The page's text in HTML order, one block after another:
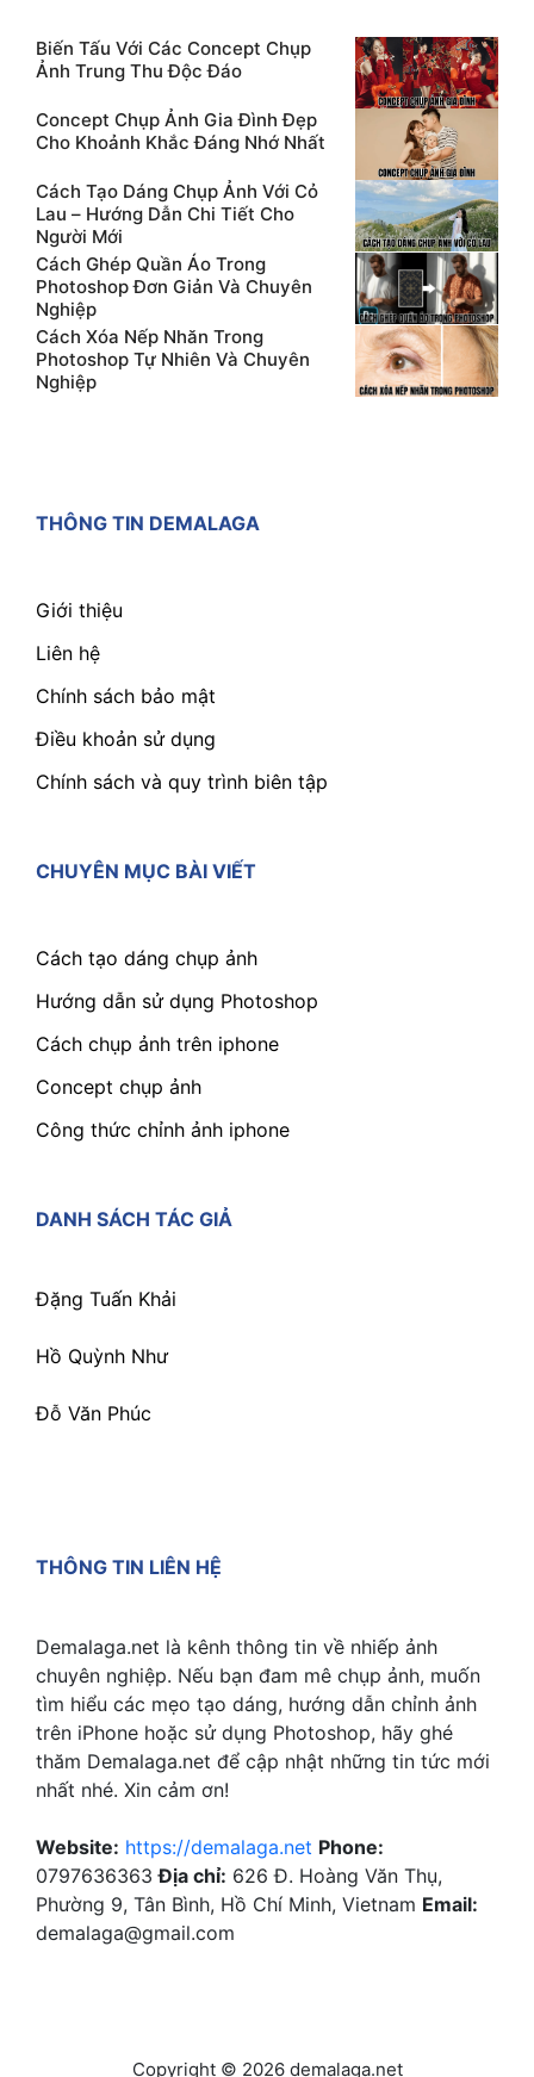
Biến Tấu Với Các Concept Chụp
Ảnh Trung Thu Độc Đáo
Concept Chụp Ảnh Gia Đình Đẹp
Cho Khoảnh Khắc Đáng Nhớ Nhất
Cách Tạo Dáng Chụp Ảnh Với Cỏ
Lau – Hướng Dẫn Chi Tiết Cho
Người Mới
Cách Ghép Quần Áo Trong
Photoshop Đơn Giản Và Chuyên
Nghiệp
Cách Xóa Nếp Nhăn Trong
Photoshop Tự Nhiên Và Chuyên
Nghiệp
THÔNG TIN DEMALAGA
Giới thiệu
Liên hệ
Chính sách bảo mật
Điều khoản sử dụng
Chính sách và quy trình biên tập
CHUYÊN MỤC BÀI VIẾT
Cách tạo dáng chụp ảnh
Hướng dẫn sử dụng Photoshop
Cách chụp ảnh trên iphone
Concept chụp ảnh
Công thức chỉnh ảnh iphone
DANH SÁCH TÁC GIẢ
Đặng Tuấn Khải
Hồ Quỳnh Như
Đỗ Văn Phúc
THÔNG TIN LIÊN HỆ
Demalaga.net là kênh thông tin về nhiếp ảnh
chuyên nghiệp. Nếu bạn đam mê chụp ảnh, muốn
tìm hiểu các mẹo tạo dáng, hướng dẫn chỉnh ảnh
trên iPhone hoặc sử dụng Photoshop, hãy ghé
thăm Demalaga.net để cập nhật những tin tức mới
nhất nhé. Xin cảm ơn!
Website: https://demalaga.net Phone:
0797636363Địa chỉ: 626 Đ. Hoàng Văn Thụ,
Phường 9, Tân Bình, Hồ Chí Minh, Vietnam Email:
demalaga@gmail.com
Copyright © 2026 demalaga.net